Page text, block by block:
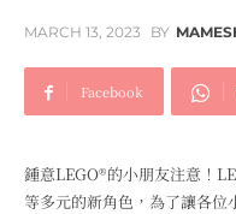
MARCH 13, 2023 BY
Facebook
鍾意LEGO®的小朋友注意！
等多元的新角色，為了讓各